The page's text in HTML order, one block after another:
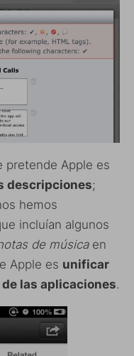
pretende Apple es
descripciones;
hemos
incluían algunos
de músicaen
Apple es unificar
las aplicaciones.